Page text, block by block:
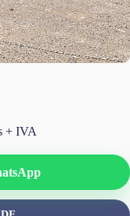
+ IVA